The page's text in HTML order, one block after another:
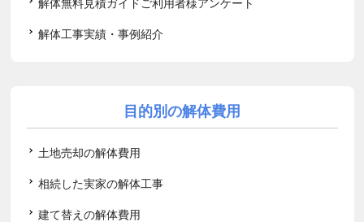
解体工事実績・事例紹介
目的別の解体費用
土地売却の解体費用
相続した実家の解体工事
建て替えの解体費用